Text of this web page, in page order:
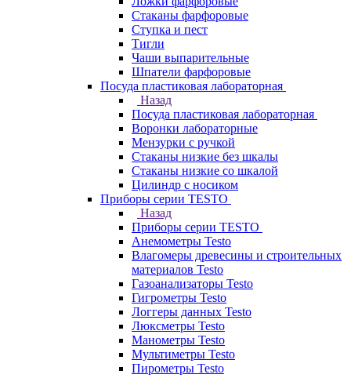
Стаканы фарфоровые
Ступка и пест
Тигли
Чаши выпарительные
Шпатели фарфоровые
Посуда пластиковая лабораторная
Назад
Посуда пластиковая лабораторная
Воронки лабораторные
Мензурки с ручкой
Стаканы низкие без шкалы
Стаканы низкие со шкалой
Цилиндр с носиком
Приборы серии TESTO
Назад
Приборы серии TESTO
Анемометры Testo
Влагомеры древесины и строительных
материалов Testo
Газоанализаторы Testo
Гигрометры Testo
Логгеры данных Testo
Люксметры Testo
Манометры Testo
Мультиметры Testo
Пирометры Testo